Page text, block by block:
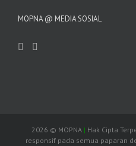
MOPNA @ MEDIA SOSIAL
2026 © MOPNA | Hak Cipta
responsif pada semua paparan